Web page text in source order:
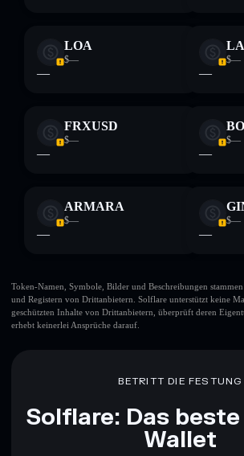
LOA
$—
—
$—
—
FRXUSD
$—
—
$—
—
ARMARA
$—
—
$—
—
Token-Namen, Symbole, Bilder und Beschreibungen
und Registern von Drittanbietern. Solflare unterstützt keine
geschützten Inhalte von Drittanbietern, überprüft deren
erhebt keinerlei Ansprüche darauf.
BETRITT DIE FESTUNG
Solflare: Das
Wallet